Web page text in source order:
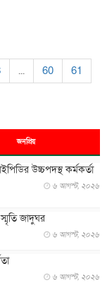
... 60
61
জনপ্রিয়
উচ্চপদস্থ কর্মকর্তা
৬ আগস্ট, ২০২৬
জাদুঘর
৬ আগস্ট, ২০২৬
৬ আগস্ট, ২০২৬